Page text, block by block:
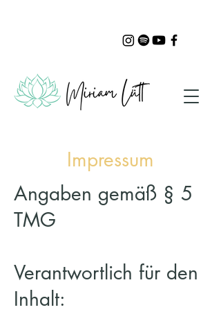
Impressum
Angaben gemäß § 5
TMG
Verantwortlich für den
Inhalt: